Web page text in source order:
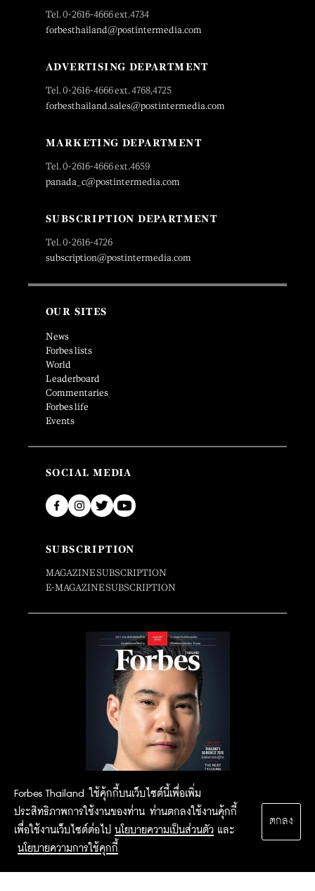
Forbes Thailand ใช้คุ้กกี้บนเว็บไซต์นี้เพื่อเพิ่ม
ประสิทธิภาพการใช้งานของท่าน ท่านตกลงใช้งานคุ้กกี้
เพื่อใช้งานเว็บไซต์ต่อไป นโยบายความเป็นส่วนตัว และ
นโยบายความการใช้คุกกี้
ตกลง
Tel. 0-2616-4666 ext.4734
forbesthailand@postintermedia.com
ADVERTISING DEPARTMENT
Tel. 0-2616-4666 ext. 4768,4725
forbesthailand.sales@postintermedia.com
MARKETING DEPARTMENT
Tel. 0-2616-4666 ext.4659
panada_c@postintermedia.com
SUBSCRIPTION DEPARTMENT
Tel. 0-2616-4726
subscription@postintermedia.com
OUR SITES
News
Forbes lists
World
Leaderboard
Commentaries
Forbes life
Events
SOCIAL MEDIA
SUBSCRIPTION
MAGAZINE SUBSCRIPTION
E-MAGAZINE SUBSCRIPTION
2015 Forbesthailand.com ALL RIGHTS RESERVED